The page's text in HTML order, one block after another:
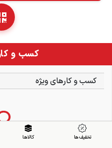
کسب و
کسب و کارهای ویژه
تخفیف ها کالاها